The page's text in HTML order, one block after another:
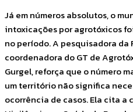
Já em números absolutos, o
intoxicações por agrotóxicos
no período. A pesquisadora
coordenadora do GT de
Gurgel, reforça que o número
um território não significa
ocorrência de casos. Ela cita a